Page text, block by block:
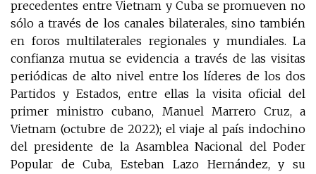
precedentes entre Vietnam y Cuba se promueven no
sólo a través de los canales bilaterales, sino también
en foros multilaterales regionales y mundiales. La
confianza mutua se evidencia a través de las visitas
periódicas de alto nivel entre los líderes de los dos
Partidos y Estados, entre ellas la visita oficial del
primer ministro cubano, Manuel Marrero Cruz, a
Vietnam (octubre de 2022); el viaje al país indochino
del presidente de la Asamblea Nacional del Poder
Popular de Cuba, Esteban Lazo Hernández, y su